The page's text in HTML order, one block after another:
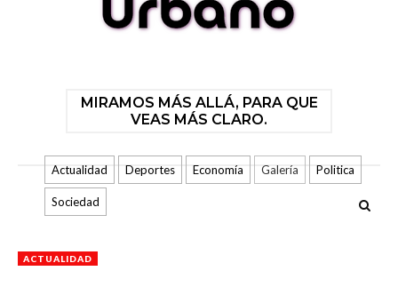
MIRAMOS MÁS ALLÁ, PARA QUE
VEAS MÁS CLARO.
Actualidad Deportes Economía Galería Politica
Sociedad
ACTUALIDAD